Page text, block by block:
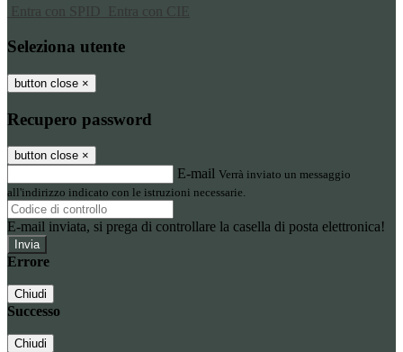
Entra con SPID
Entra con CIE
Seleziona utente
button close ×
Recupero password
button close ×
E-mail Verrà inviato un messaggio
all'indirizzo indicato con le istruzioni necessarie.
E-mail inviata, si prega di controllare la casella di posta elettronica!
Errore
Chiudi
Successo
Chiudi